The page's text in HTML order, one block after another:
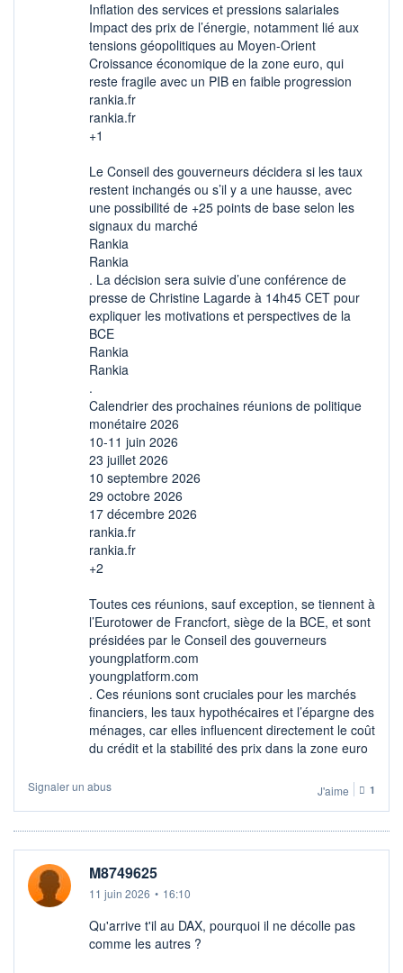
Inflation des services et pressions salariales
Impact des prix de l’énergie, notamment lié aux
tensions géopolitiques au Moyen-Orient
Croissance économique de la zone euro, qui
reste fragile avec un PIB en faible progression
rankia.fr
rankia.fr
+1
Le Conseil des gouverneurs décidera si les taux
restent inchangés ou s’il y a une hausse, avec
une possibilité de +25 points de base selon les
signaux du marché
Rankia
Rankia
. La décision sera suivie d’une conférence de
presse de Christine Lagarde à 14h45 CET pour
expliquer les motivations et perspectives de la
BCE
Rankia
Rankia
.
Calendrier des prochaines réunions de politique
monétaire 2026
10-11 juin 2026
23 juillet 2026
10 septembre 2026
29 octobre 2026
17 décembre 2026
rankia.fr
rankia.fr
+2
Toutes ces réunions, sauf exception, se tiennent à
l’Eurotower de Francfort, siège de la BCE, et sont
présidées par le Conseil des gouverneurs
youngplatform.com
youngplatform.com
. Ces réunions sont cruciales pour les marchés
financiers, les taux hypothécaires et l’épargne des
ménages, car elles influencent directement le coût
du crédit et la stabilité des prix dans la zone euro
Signaler un abus J'aime 1
M8749625
11 juin 2026 • 16:10
Qu'arrive t'il au DAX, pourquoi il ne décolle pas
comme les autres ?